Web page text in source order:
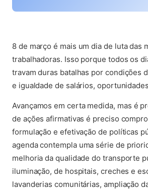
(abre em nova aba)
8 de março é mais um dia de luta das
trabalhadoras. Isso porque todos os
travam duras batalhas por condições
e igualdade de salários,
Avançamos em certa medida, mas é
de ações afirmativas é preciso
formulação e efetivação de políticas
agenda contempla uma série de
melhoria da qualidade do transporte
iluminação, de hospitais, creches e
lavanderias comunitárias, ampliação